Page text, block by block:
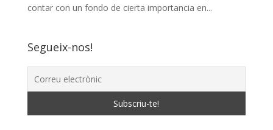
contar con un fondo de cierta importancia en...
Segueix-nos!